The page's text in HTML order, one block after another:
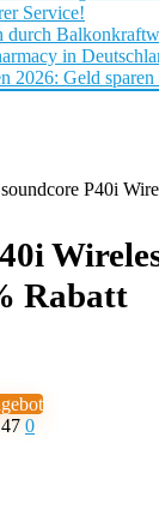
Service!
durch
in
2026: Geld sparen
soundcore P40i
Rabatt
47 0